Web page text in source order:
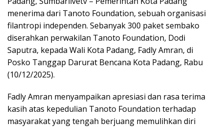
menerima dari Tanoto Foundation, sebuah organisasi
filantropi independen. Sebanyak 300 paket sembako
diserahkan perwakilan Tanoto Foundation, Dodi
Saputra, kepada Wali Kota Padang, Fadly Amran, di
Posko Tanggap Darurat Bencana Kota Padang, Rabu
(10/12/2025).
Fadly Amran menyampaikan apresiasi dan rasa terima
kasih atas kepedulian Tanoto Foundation terhadap
masyarakat yang tengah berjuang memulihkan diri